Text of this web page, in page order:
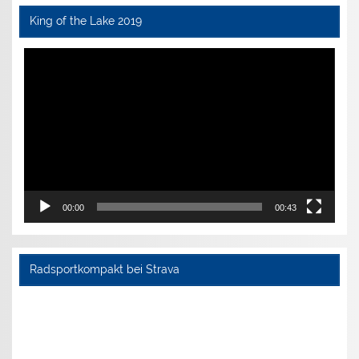
King of the Lake 2019
00:00 00:43
Radsportkompakt bei Strava